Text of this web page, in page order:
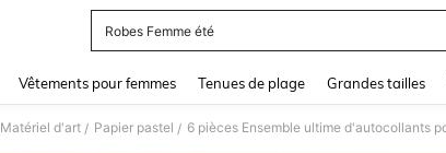
Robes Femme été
Vêtements pour femmes Tenues de plage Grandes tailles
Matériel d'art / Papier pastel /